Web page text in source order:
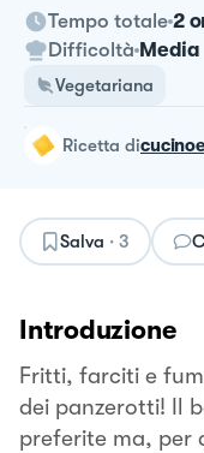
Tempo totale 2
Difficoltà Media
Vegetariana
ricetta di
Salva · 3
Introduzione
Fritti, farciti e
dei panzerotti! Il
preferite ma, per